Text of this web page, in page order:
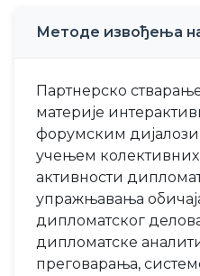
Методе извођења
Партнерско
материје
форумским
учењем
активности
упражњавања
дипломатског
дипломатске
преговарања,